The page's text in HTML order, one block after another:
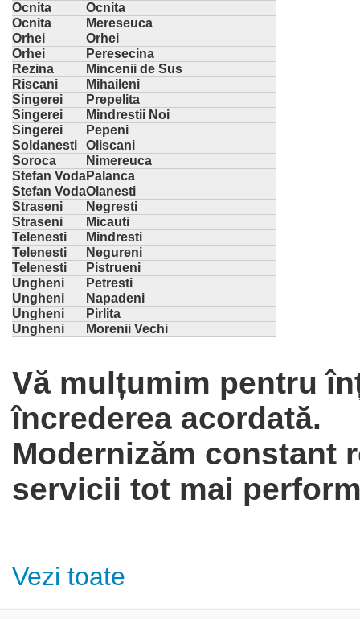
Ocnita
Ocnita
Ocnita
Mereseuca
Orhei
Orhei
Orhei
Peresecina
Rezina
Mincenii de Sus
Riscani
Mihaileni
Singerei
Prepelita
Singerei
Mindrestii Noi
Singerei
Pepeni
Soldanesti
Oliscani
Soroca
Nimereuca
Stefan VodaPalanca
Stefan VodaOlanesti
Straseni
Negresti
Straseni
Micauti
Telenesti
Mindresti
Telenesti
Negureni
Telenesti
Pistrueni
Ungheni
Petresti
Ungheni
Napadeni
Ungheni
Pirlita
Ungheni
Morenii Vechi
Vă mulțumim pentru
încrederea acordată.
Modernizăm constant
servicii tot mai
Vezi toate